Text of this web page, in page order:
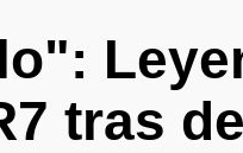
tras